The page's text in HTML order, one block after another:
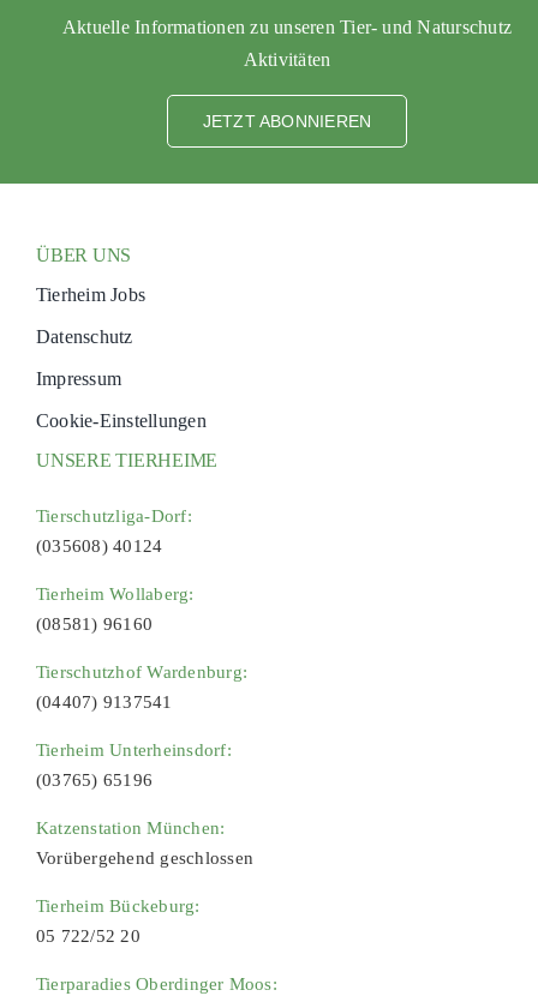
Aktuelle Informationen zu unseren Tier- und Naturschutz
Aktivitäten
JETZT ABONNIEREN
ÜBER UNS
Tierheim Jobs
Datenschutz
Impressum
Cookie-Einstellungen
UNSERE TIERHEIME
Tierschutzliga-Dorf:
(035608) 40124
Tierheim Wollaberg:
(08581) 96160
Tierschutzhof Wardenburg:
(04407) 9137541
Tierheim Unterheinsdorf:
(03765) 65196
Katzenstation München:
Vorübergehend geschlossen
Tierheim Bückeburg:
05 722/52 20
Tierparadies Oberdinger Moos: